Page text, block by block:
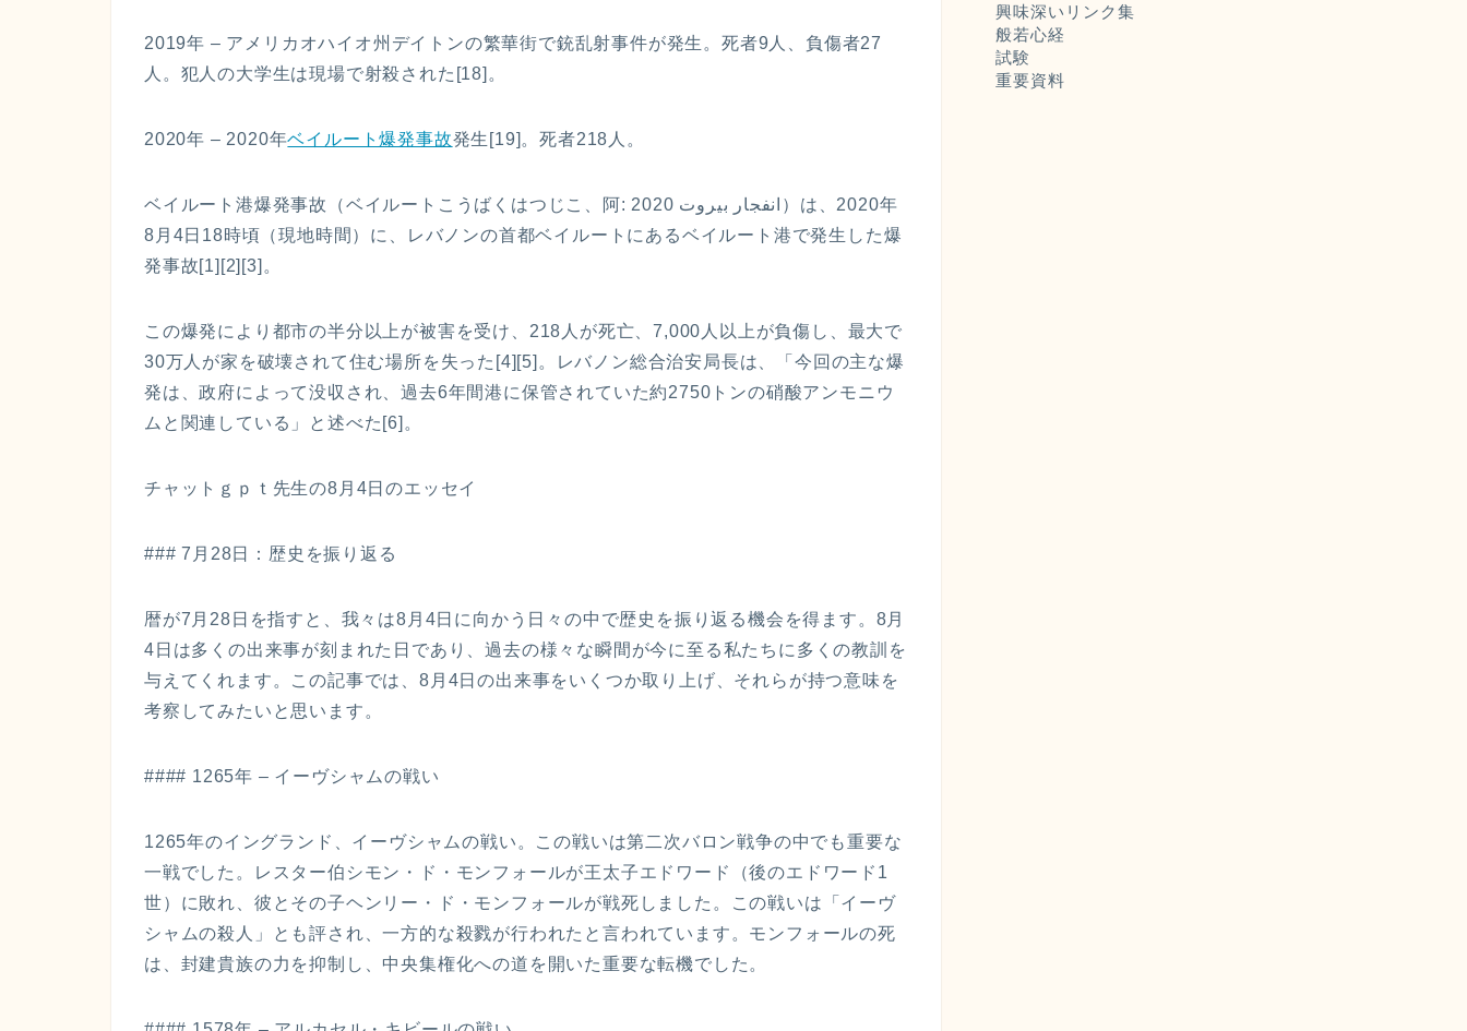
2019年 – アメリカオハイオ州デイトンの繁華街で銃乱射事件が発生。死者9人、負傷者27
人。犯人の大学生は現場で射殺された[18]。
2020年 – 2020年ベイルート爆発事故発生[19]。死者218人。
ベイルート港爆発事故（ベイルートこうばくはつじこ、阿: 2020 انفجار بيروت‎）は、2020年
8月4日18時頃（現地時間）に、レバノンの首都ベイルートにあるベイルート港で発生した爆
発事故[1][2][3]。
この爆発により都市の半分以上が被害を受け、218人が死亡、7,000人以上が負傷し、最大で
30万人が家を破壊されて住む場所を失った[4][5]。レバノン総合治安局長は、「今回の主な爆
発は、政府によって没収され、過去6年間港に保管されていた約2750トンの硝酸アンモニウ
ムと関連している」と述べた[6]。
チャットｇｐｔ先生の8月4日のエッセイ
### 7月28日：歴史を振り返る
暦が7月28日を指すと、我々は8月4日に向かう日々の中で歴史を振り返る機会を得ます。8月
4日は多くの出来事が刻まれた日であり、過去の様々な瞬間が今に至る私たちに多くの教訓を
与えてくれます。この記事では、8月4日の出来事をいくつか取り上げ、それらが持つ意味を
考察してみたいと思います。
#### 1265年 – イーヴシャムの戦い
1265年のイングランド、イーヴシャムの戦い。この戦いは第二次バロン戦争の中でも重要な
一戦でした。レスター伯シモン・ド・モンフォールが王太子エドワード（後のエドワード1
世）に敗れ、彼とその子ヘンリー・ド・モンフォールが戦死しました。この戦いは「イーヴ
シャムの殺人」とも評され、一方的な殺戮が行われたと言われています。モンフォールの死
は、封建貴族の力を抑制し、中央集権化への道を開いた重要な転機でした。
興味深いリンク集
般若心経
試験
重要資料